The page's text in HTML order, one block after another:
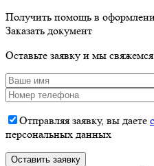
Получить помощь в
Заказать документ
Оставьте заявку и мы
Отправляя заявку, вы даете
персональных данных